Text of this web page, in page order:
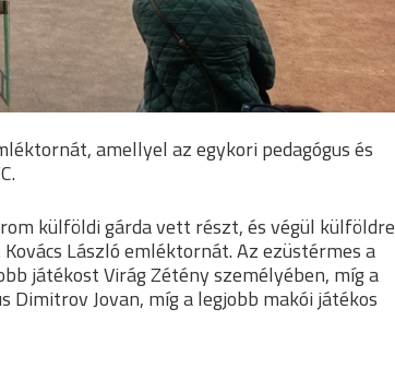
amellyel az egykori pedagógus és
külföldi gárda vett részt, és végül külföldre
László emléktornát. Az ezüstérmes a
játékost Virág Zétény személyében, míg a
Dimitrov Jovan, míg a legjobb makói játékos